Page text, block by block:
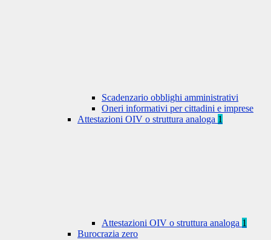
Scadenzario obblighi amministrativi
Oneri informativi per cittadini e imprese
Attestazioni OIV o struttura analoga 1
Attestazioni OIV o struttura analoga 1
Burocrazia zero